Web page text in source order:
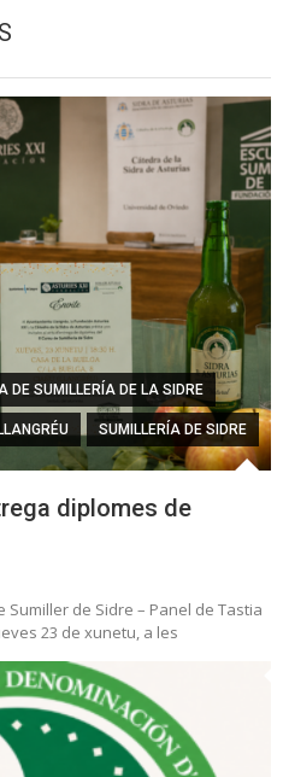
DE SUMILLERÍA DE LA SIDRE
SUMILLERÍA DE SIDRE
diplomes de
Sumiller de Sidre – Panel de Tastia
23 de xunetu, a les